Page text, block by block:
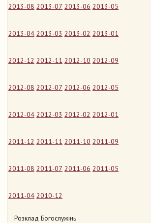
2013-08 2013-07 2013-06 2013-05
2013-04 2013-03 2013-02 2013-01
2012-12 2012-11 2012-10 2012-09
2012-08 2012-07 2012-06 2012-05
2012-04 2012-03 2012-02 2012-01
2011-12 2011-11 2011-10 2011-09
2011-08 2011-07 2011-06 2011-05
2011-04 2010-12
Розклад Богослужінь